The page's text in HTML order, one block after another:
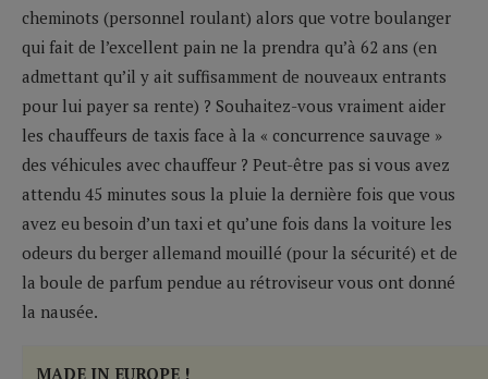
cheminots (personnel roulant) alors que votre boulanger
qui fait de l’excellent pain ne la prendra qu’à 62 ans (en
admettant qu’il y ait suffisamment de nouveaux entrants
pour lui payer sa rente) ? Souhaitez-vous vraiment aider
les chauffeurs de taxis face à la « concurrence sauvage »
des véhicules avec chauffeur ? Peut-être pas si vous avez
attendu 45 minutes sous la pluie la dernière fois que vous
avez eu besoin d’un taxi et qu’une fois dans la voiture les
odeurs du berger allemand mouillé (pour la sécurité) et de
la boule de parfum pendue au rétroviseur vous ont donné
la nausée.
MADE IN EUROPE !